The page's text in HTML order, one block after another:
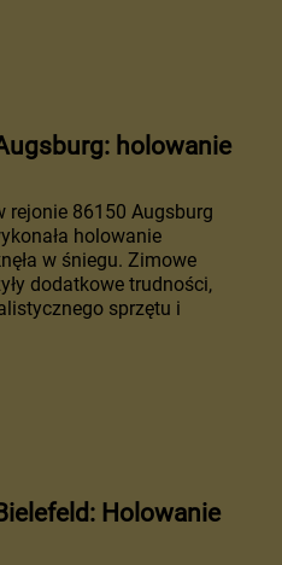
holowanie
rejonie 86150 Augsburg
holowanie
w śniegu. Zimowe
dodatkowe trudności,
sprzętu i
Holowanie